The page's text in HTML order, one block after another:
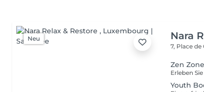
Neu Nara
7, Place
Zen Zone
Youth